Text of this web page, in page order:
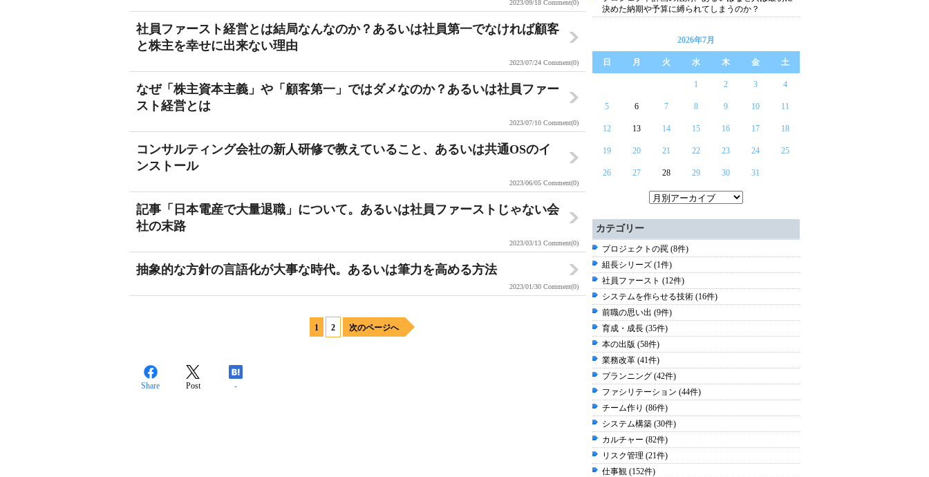
2023/09/18 Comment(0)
社員ファースト経営とは結局なんなのか？あるいは社員第一でなければ顧客
と株主を幸せに出来ない理由
2023/07/24 Comment(0)
なぜ「株主資本主義」や「顧客第一」ではダメなのか？あるいは社員ファー
スト経営とは
2023/07/10 Comment(0)
コンサルティング会社の新人研修で教えていること、あるいは共通OSのイ
ンストール
2023/06/05 Comment(0)
記事「日本電産で大量退職」について。あるいは社員ファーストじゃない会
社の末路
2023/03/13 Comment(0)
抽象的な方針の言語化が大事な時代。あるいは筆力を高める方法
2023/01/30 Comment(0)
1 2 次のページへ
Share Post -
決めた納期や予算に縛られてしまうのか？
2026年7月
日 月 火 水 木 金 土
1 2 3 4
5 6 7 8 9 10 11
12 13 14 15 16 17 18
19 20 21 22 23 24 25
26 27 28 29 30 31
カテゴリー
プロジェクトの罠 (8件)
組長シリーズ (1件)
社員ファースト (12件)
システムを作らせる技術 (16件)
前職の思い出 (9件)
育成・成長 (35件)
本の出版 (58件)
業務改革 (41件)
プランニング (42件)
ファシリテーション (44件)
チーム作り (86件)
システム構築 (30件)
カルチャー (82件)
リスク管理 (21件)
仕事観 (152件)